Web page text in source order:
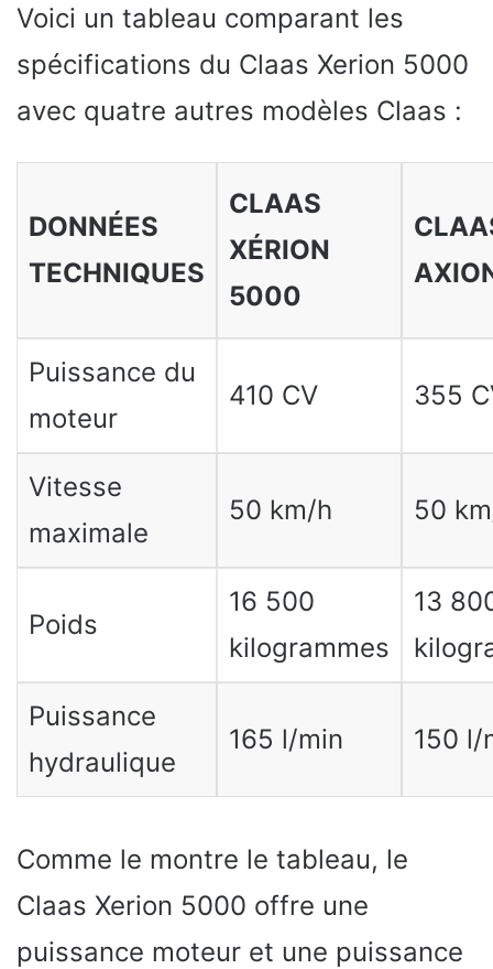
Voici un tableau comparant les
spécifications du Claas Xerion 5000
avec quatre autres modèles Claas :
DONNÉES
TECHNIQUES
CLAAS
XÉRION
5000
Puissance du
moteur
410 CV 355
Vitesse
maximale
50 km/h 50
Poids
16 500
kilogrammes
13
Puissance
hydraulique
165 l/min 150 l/
Comme le montre le tableau, le
Claas Xerion 5000 offre une
puissance moteur et une puissance